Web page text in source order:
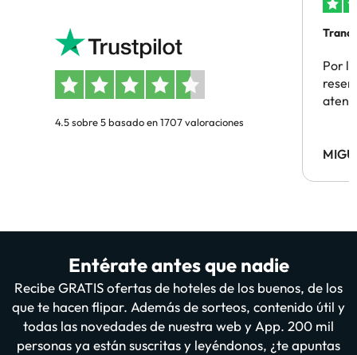
4.5 sobre 5 basado en 1707 valoraciones
Por
Entérate antes que nadie
Recibe GRATIS ofertas de hoteles de los buenos, de los
que te hacen flipar. Además de sorteos, contenido útil y
todas las novedades de nuestra web y App. 200 mil
personas ya están suscritas y leyéndonos, ¿te apuntas